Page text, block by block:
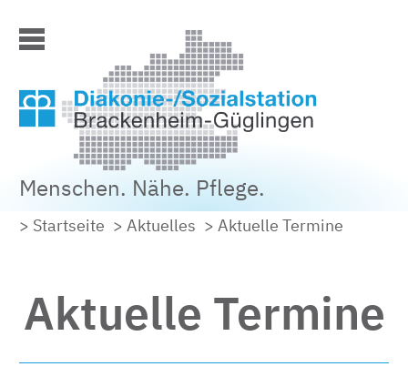
Menschen. Nähe. Pflege.
> Startseite > Aktuelles > Aktuelle Termine
Aktuelle Termine